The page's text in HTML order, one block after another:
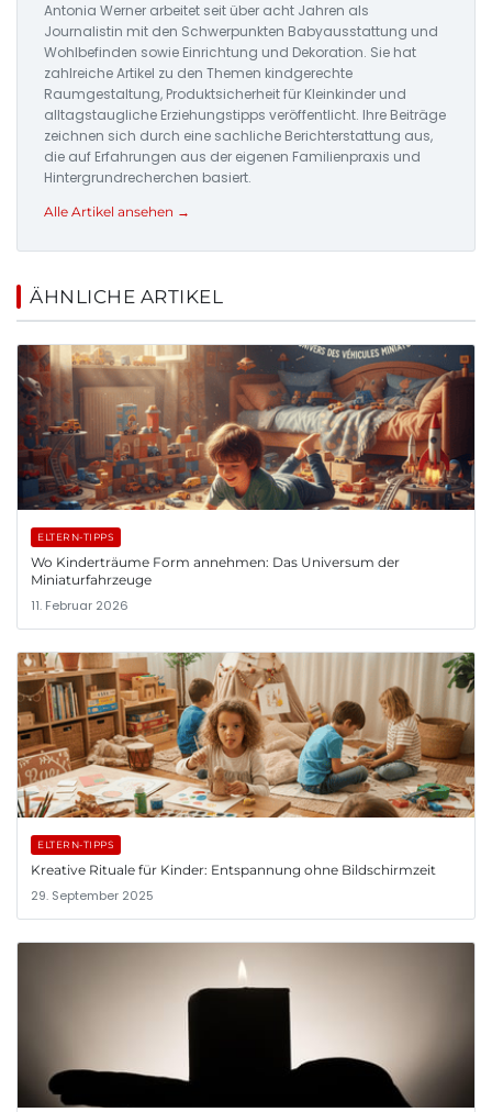
Antonia Werner arbeitet seit über acht Jahren als
Journalistin mit den Schwerpunkten Babyausstattung und
Wohlbefinden sowie Einrichtung und Dekoration. Sie hat
zahlreiche Artikel zu den Themen kindgerechte
Raumgestaltung, Produktsicherheit für Kleinkinder und
alltagstaugliche Erziehungstipps veröffentlicht. Ihre Beiträge
zeichnen sich durch eine sachliche Berichterstattung aus,
die auf Erfahrungen aus der eigenen Familienpraxis und
Hintergrundrecherchen basiert.
Alle Artikel ansehen →
ÄHNLICHE ARTIKEL
ELTERN-TIPPS
Wo Kinderträume Form annehmen: Das Universum der
Miniaturfahrzeuge
11. Februar 2026
ELTERN-TIPPS
Kreative Rituale für Kinder: Entspannung ohne Bildschirmzeit
29. September 2025